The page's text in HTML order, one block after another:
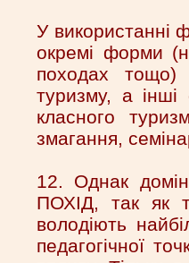
У використанні
окремі форми
походах тощо)
туризму, а
класного
змагання,
12. Однак
ПОХІД, так як
володіють
педагогічної